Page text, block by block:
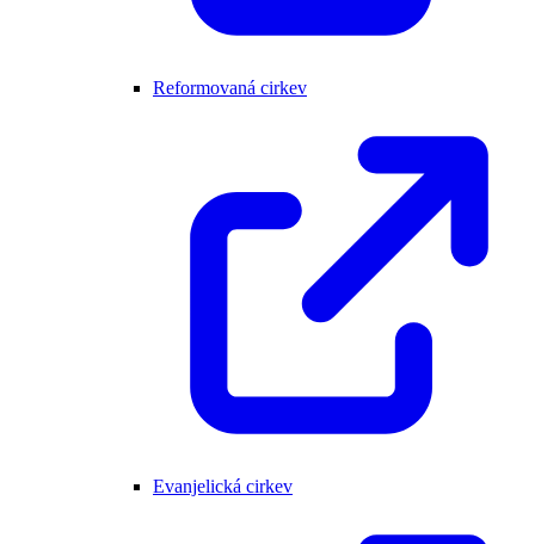
Reformovaná cirkev
Evanjelická cirkev